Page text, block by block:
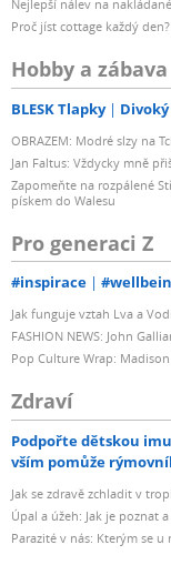
Nejlepší nálev na
Proč jíst cottage každý
Hobby a zábava
BLESK Tlapky
OBRAZEM: Modré slzy na
Jan Faltus: Vždycky mně
Zapomeňte na rozpálené
pískem do Walesu
Pro generaci Z
#inspirace
Jak funguje vztah Lva a
FASHION NEWS: John
Pop Culture Wrap:
Zdraví
Podpořte dětskou
vším pomůže
Jak se zdravě zchladit v
Úpal a úžeh: Jak je poznat
Parazité v nás: Kterým se